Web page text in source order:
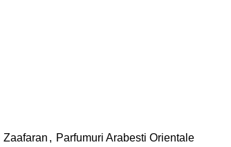
Zaafaran , Parfumuri Arabesti Orientale